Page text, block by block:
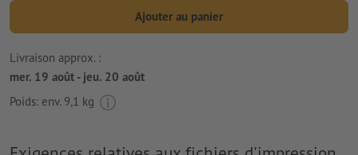
Ajouter au panier
Livraison approx. :
mer. 19 août - jeu. 20 août
Poids: env. 9,1 kg